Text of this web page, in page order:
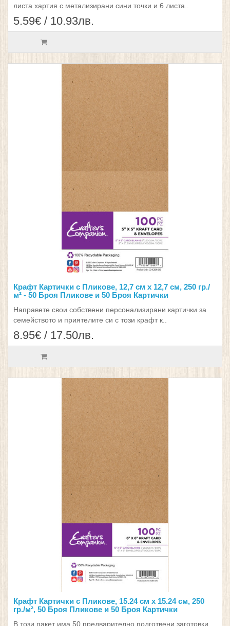
листа хартия с метализирани сини точки и 6 листа..
5.59€ / 10.93лв.
Крафт Картички с Пликове, 12,7 см х 12,7 см, 250 гр./
м² - 50 Броя Пликове и 50 Броя Картички
Направете свои собствени персонализирани картички за
семейството и приятелите си с този крафт к..
8.95€ / 17.50лв.
Крафт Картички с Пликове, 15.24 см х 15.24 см, 250
гр./м², 50 Броя Пликове и 50 Броя Картички
В този пакет има 50 предварително подготвени заготовки